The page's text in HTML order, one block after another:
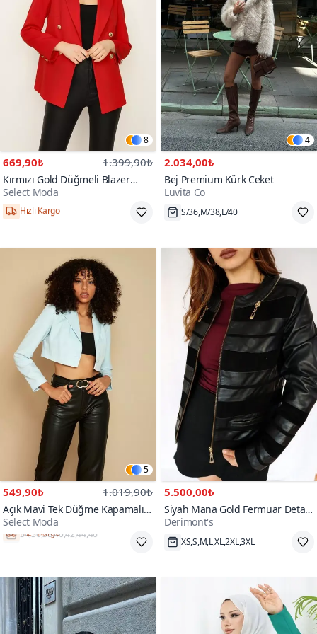
8
669,90₺ 1.399,90₺
Kırmızı Gold Düğmeli Blazer
Ceket
Select Moda
Hızlı Kargo
4
2.034,00₺
Bej Premium Kürk Ceket
Luvita Co
S/36,M/38,L/40
5
549,90₺ 1.019,90₺
Açık Mavi Tek Düğme Kapamalı
Crop Blazer Ceket
Select Moda
Hızlı Kargo
5.500,00₺
Siyah Mana Gold Fermuar Detay
Süet Hakiki Deri Ceket
Derimont's
XS,S,M,L,XL,2XL,3XL